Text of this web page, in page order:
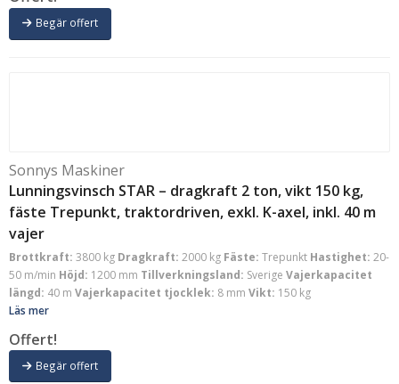
Begär offert
Sonnys Maskiner
Lunningsvinsch STAR – dragkraft 2 ton, vikt 150 kg,
fäste Trepunkt, traktordriven, exkl. K-axel, inkl. 40 m
vajer
Brottkraft: 3800 kg Dragkraft: 2000 kg Fäste: Trepunkt Hastighet: 20-
50 m/min Höjd: 1200 mm Tillverkningsland: Sverige Vajerkapacitet
längd: 40 m Vajerkapacitet tjocklek: 8 mm Vikt: 150 kg
Läs mer
Offert!
Begär offert